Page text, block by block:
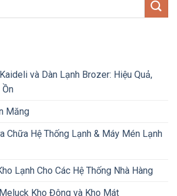
và Dàn Lạnh Brozer: Hiệu Quả,
Măng
Chữa Hệ Thống Lạnh & Máy Mén Lạnh
Lạnh Cho Các Hệ Thống Nhà Hàng
Kho Đông và Kho Mát